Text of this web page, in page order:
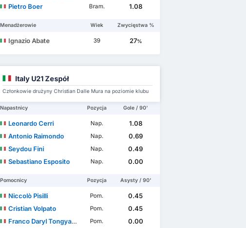
Pietro Boer
Bram. 1.08
Menadżerowie Wiek Zwycięstwa %
Ignazio Abate 39 27%
Italy U21 Zespół
Członkowie drużyny Christian Dalle Mura na poziomie klubu
Napastnicy Pozycja Gole / 90'
Leonardo Cerri Nap.
1.08
Antonio Raimondo
Nap.
0.69
Seydou Fini
Nap.
0.49
Sebastiano Esposito
Nap. 0.00
Pomocnicy Pozycja Asysty / 90'
Niccolò Pisilli Pom.
0.45
Cristian Volpato
Pom.
0.45
Franco Daryl Tongya Heubang
Pom.
0.00